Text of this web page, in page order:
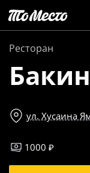
Ресторан
ул. Хусаина
1000 ₽